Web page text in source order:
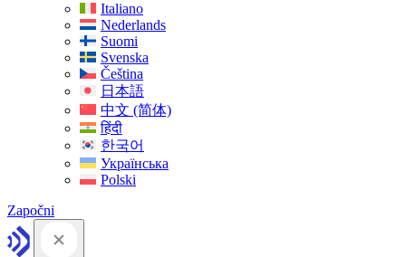
Italiano
Nederlands
Suomi
Svenska
Čeština
日本語
中文 (简体)
हिंदी
한국어
Українська
Polski
Započni